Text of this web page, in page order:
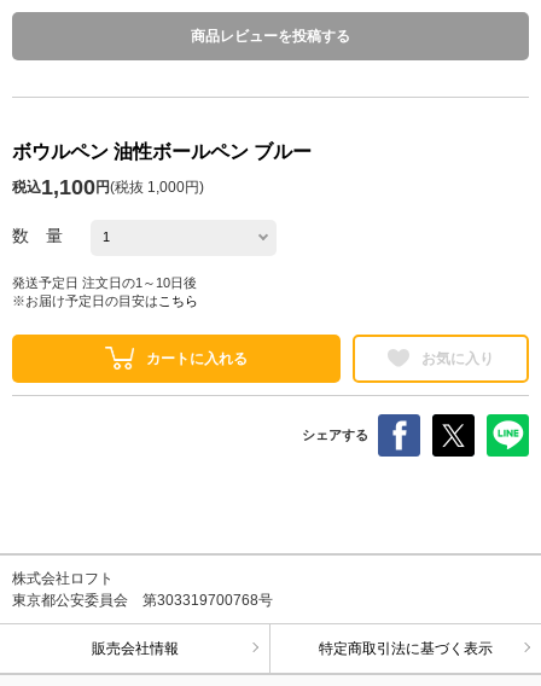
商品レビューを投稿する
ボウルペン 油性ボールペン ブルー
税込1,100円(税抜 1,000円)
数 量
発送予定日 注文日の1～10日後
※お届け予定日の目安は こちら
カートに入れる お気に入り
シェアする
株式会社ロフト
東京都公安委員会 第303319700768号
販売会社情報 特定商取引法に基づく表示